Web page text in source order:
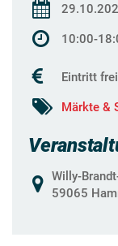
10:00-
Eintritt frei
Märkte &
Willy-
59065